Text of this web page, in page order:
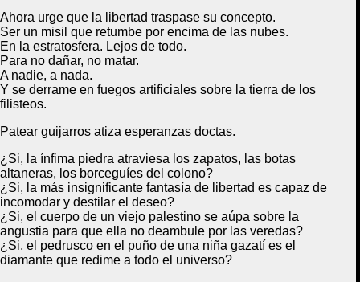
Ahora urge que la libertad traspase su concepto.
Ser un misil que retumbe por encima de las nubes.
En la estratosfera. Lejos de todo.
Para no dañar, no matar.
A nadie, a nada.
Y se derrame en fuegos artificiales sobre la tierra de los
filisteos.
Patear guijarros atiza esperanzas doctas.
¿Si, la ínfima piedra atraviesa los zapatos, las botas
altaneras, los borceguíes del colono?
¿Si, la más insignificante fantasía de libertad es capaz de
incomodar y destilar el deseo?
¿Si, el cuerpo de un viejo palestino se aúpa sobre la
angustia para que ella no deambule por las veredas?
¿Si, el pedrusco en el puño de una niña gazatí es el
diamante que redime a todo el universo?